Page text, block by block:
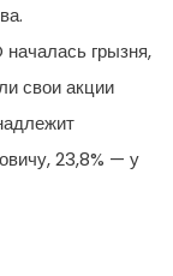
грызня,
свои акции
23,8% — у